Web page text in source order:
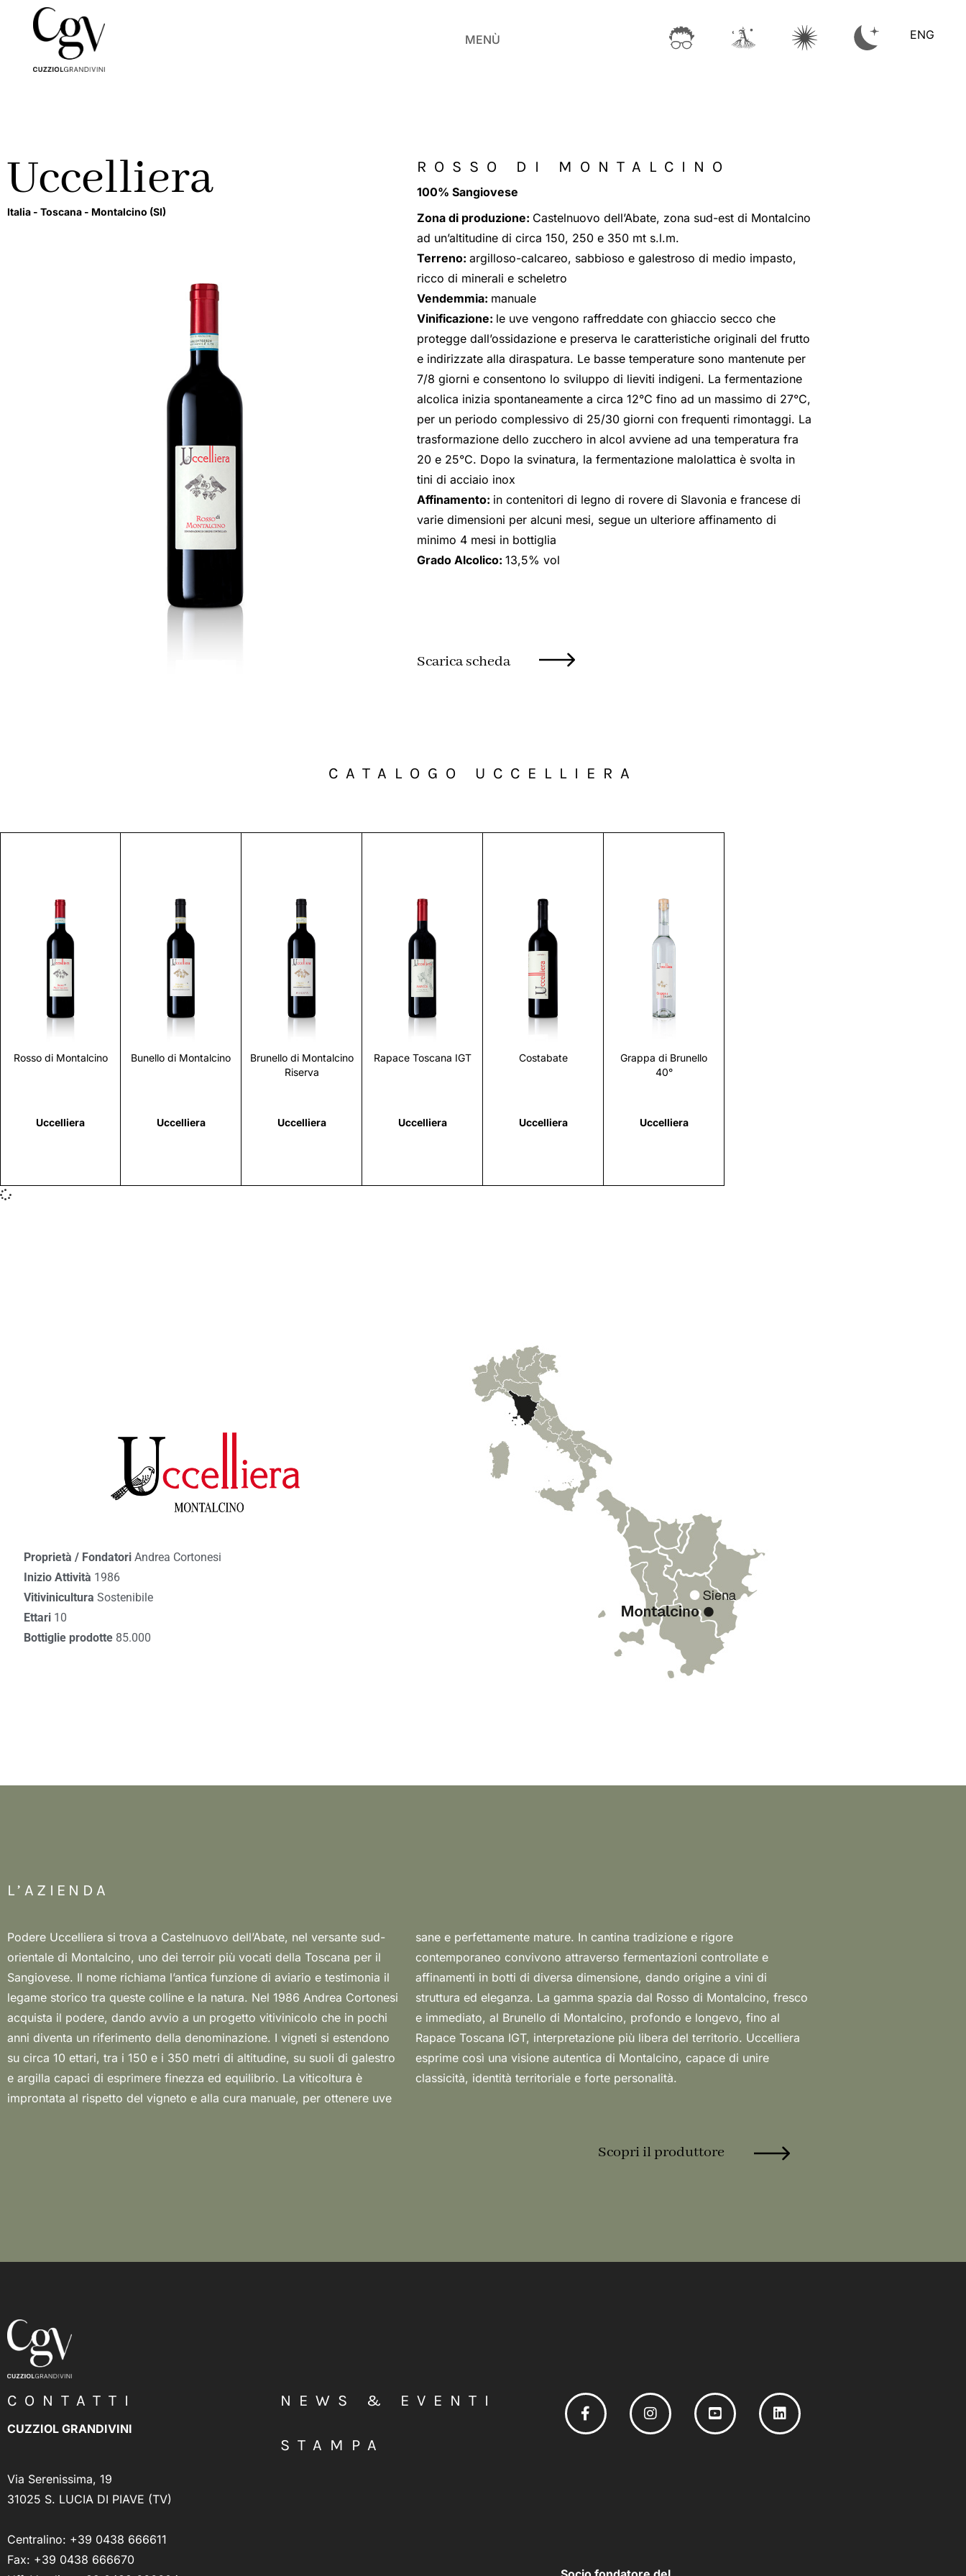
MENÙ ENG
Uccelliera
Italia - Toscana - Montalcino (SI)
ROSSO DI MONTALCINO
100% Sangiovese
Zona di produzione: Castelnuovo dell’Abate, zona sud-est di Montalcino
ad un’altitudine di circa 150, 250 e 350 mt s.l.m.
Terreno: argilloso-calcareo, sabbioso e galestroso di medio impasto,
ricco di minerali e scheletro
Vendemmia: manuale
Vinificazione: le uve vengono raffreddate con ghiaccio secco che
protegge dall’ossidazione e preserva le caratteristiche originali del frutto
e indirizzate alla diraspatura. Le basse temperature sono mantenute per
7/8 giorni e consentono lo sviluppo di lieviti indigeni. La fermentazione
alcolica inizia spontaneamente a circa 12°C fino ad un massimo di 27°C,
per un periodo complessivo di 25/30 giorni con frequenti rimontaggi. La
trasformazione dello zucchero in alcol avviene ad una temperatura fra
20 e 25°C. Dopo la svinatura, la fermentazione malolattica è svolta in
tini di acciaio inox
Affinamento: in contenitori di legno di rovere di Slavonia e francese di
varie dimensioni per alcuni mesi, segue un ulteriore affinamento di
minimo 4 mesi in bottiglia
Grado Alcolico: 13,5% vol
Scarica scheda
CATALOGO UCCELLIERA
Rosso di Montalcino
Uccelliera
Scopri
Bunello di Montalcino
Uccelliera
Scopri
Brunello di Montalcino
Riserva
Uccelliera
Scopri
Rapace Toscana IGT
Uccelliera
Scopri
Costabate
Uccelliera
Scopri
Grappa di Brunello
40°
Uccelliera
Scopri
Proprietà / Fondatori Andrea Cortonesi
Inizio Attività 1986
Vitivinicultura Sostenibile
Ettari 10
Bottiglie prodotte 85.000
L’AZIENDA
Podere Uccelliera si trova a Castelnuovo dell’Abate, nel versante sud-
orientale di Montalcino, uno dei terroir più vocati della Toscana per il
Sangiovese. Il nome richiama l’antica funzione di aviario e testimonia il
legame storico tra queste colline e la natura. Nel 1986 Andrea Cortonesi
acquista il podere, dando avvio a un progetto vitivinicolo che in pochi
anni diventa un riferimento della denominazione. I vigneti si estendono
su circa 10 ettari, tra i 150 e i 350 metri di altitudine, su suoli di galestro
e argilla capaci di esprimere finezza ed equilibrio. La viticoltura è
improntata al rispetto del vigneto e alla cura manuale, per ottenere uve
sane e perfettamente mature. In cantina tradizione e rigore
contemporaneo convivono attraverso fermentazioni controllate e
affinamenti in botti di diversa dimensione, dando origine a vini di
struttura ed eleganza. La gamma spazia dal Rosso di Montalcino, fresco
e immediato, al Brunello di Montalcino, profondo e longevo, fino al
Rapace Toscana IGT, interpretazione più libera del territorio. Uccelliera
esprime così una visione autentica di Montalcino, capace di unire
classicità, identità territoriale e forte personalità.
Scopri il produttore
CONTATTI
CUZZIOL GRANDIVINI
Via Serenissima, 19
31025 S. LUCIA DI PIAVE (TV)
Centralino: +39 0438 666611
Fax: +39 0438 666670
NEWS & EVENTI
STAMPA